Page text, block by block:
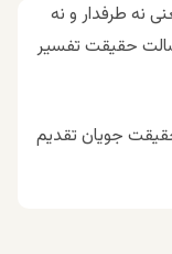
نه طرفدار و نه
حقیقت تفسیر
جویان تقدیم